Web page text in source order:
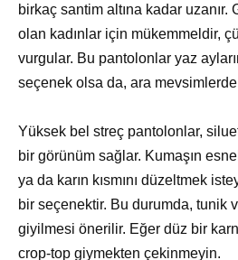
birkaç santim altına kadar uzanır.
olan kadınlar için mükemmeldir,
vurgular. Bu pantolonlar yaz
seçenek olsa da, ara
Yüksek bel streç pantolonlar,
bir görünüm sağlar. Kumaşın
ya da karın kısmını düzeltmek
bir seçenektir. Bu durumda, tunik
giyilmesi önerilir. Eğer düz bir
crop-top giymekten çekinmeyin.